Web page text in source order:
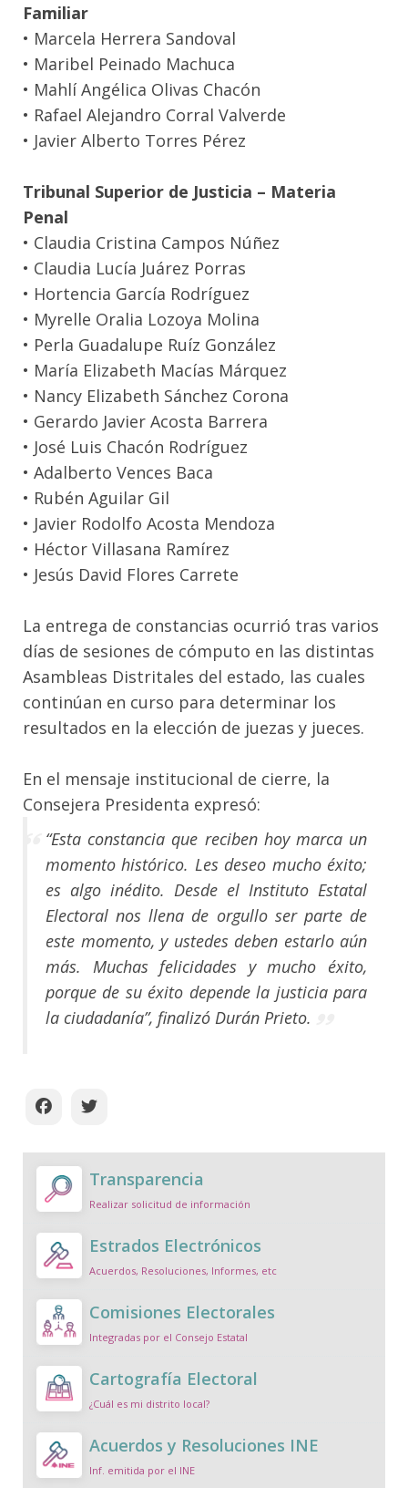
Familiar
• Marcela Herrera Sandoval
• Maribel Peinado Machuca
• Mahlí Angélica Olivas Chacón
• Rafael Alejandro Corral Valverde
• Javier Alberto Torres Pérez
Tribunal Superior de Justicia – Materia
Penal
• Claudia Cristina Campos Núñez
• Claudia Lucía Juárez Porras
• Hortencia García Rodríguez
• Myrelle Oralia Lozoya Molina
• Perla Guadalupe Ruíz González
• María Elizabeth Macías Márquez
• Nancy Elizabeth Sánchez Corona
• Gerardo Javier Acosta Barrera
• José Luis Chacón Rodríguez
• Adalberto Vences Baca
• Rubén Aguilar Gil
• Javier Rodolfo Acosta Mendoza
• Héctor Villasana Ramírez
• Jesús David Flores Carrete
La entrega de constancias ocurrió tras varios
días de sesiones de cómputo en las distintas
Asambleas Distritales del estado, las cuales
continúan en curso para determinar los
resultados en la elección de juezas y jueces.
En el mensaje institucional de cierre, la
Consejera Presidenta expresó:
“Esta constancia que reciben hoy marca un
momento histórico. Les deseo mucho éxito;
es algo inédito. Desde el Instituto Estatal
Electoral nos llena de orgullo ser parte de
este momento, y ustedes deben estarlo aún
más. Muchas felicidades y mucho éxito,
porque de su éxito depende la justicia para
la ciudadanía”, finalizó Durán Prieto.
Transparencia
Realizar solicitud de información
Estrados Electrónicos
Acuerdos, Resoluciones, Informes, etc
Comisiones Electorales
Integradas por el Consejo Estatal
Cartografía Electoral
¿Cuál es mi distrito local?
Acuerdos y Resoluciones INE
Inf. emitida por el INE